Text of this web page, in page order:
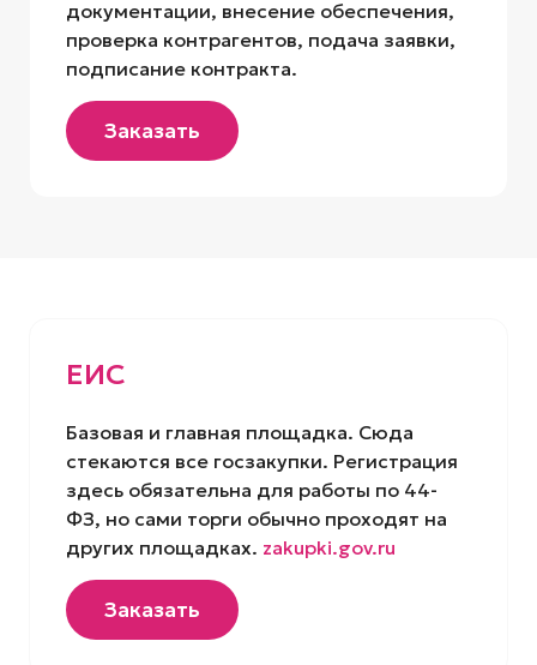
документации, внесение обеспечения,
проверка контрагентов, подача заявки,
подписание контракта.
Заказать
ЕИС
Базовая и главная площадка. Сюда
стекаются все госзакупки. Регистрация
здесь обязательна для работы по 44-
ФЗ, но сами торги обычно проходят на
других площадках. zakupki.gov.ru
Заказать